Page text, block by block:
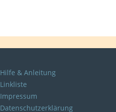
Hilfe & Anleitung
Linkliste
Impressum
Datenschutzerklärung